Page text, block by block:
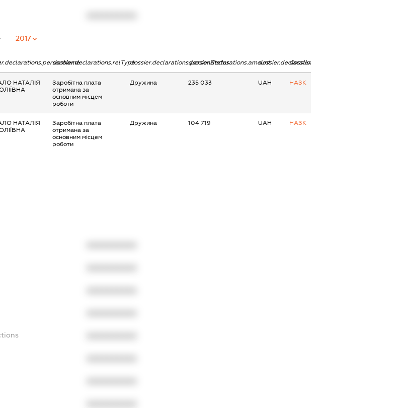
2017
dossier.declarations.relTypedossier.declarations.personStatusdossier.declarations.amountdossier.declarations.currency
dossier.declarations.source
НАТАЛІЯ
Заробітна плата
отримана за
основним місцем
роботи
Дружина 235 033 UAH НАЗК
НАТАЛІЯ
Заробітна плата
отримана за
основним місцем
роботи
Дружина 104 719 UAH НАЗК